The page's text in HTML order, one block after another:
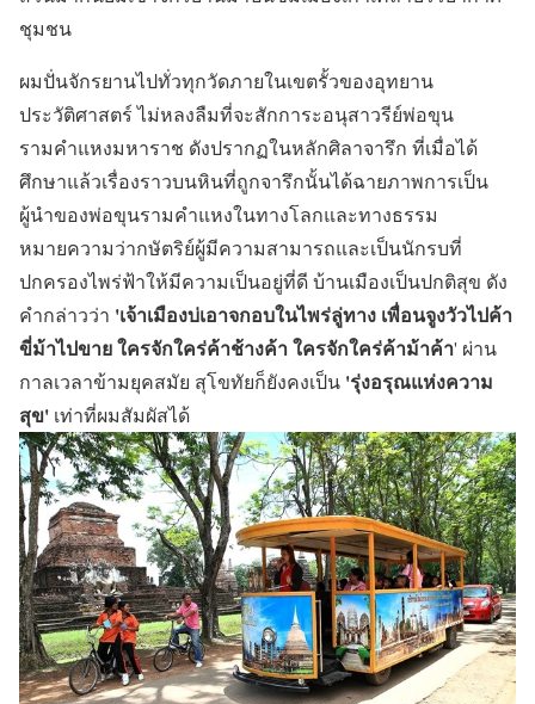
ชุมชน
ผมปั่นจักรยานไปทั่วทุกวัดภายในเขตรั้วของอุทยาน
ประวัติศาสตร์ ไม่หลงลืมที่จะสักการะอนุสาวรีย์พ่อขุน
รามคำแหงมหาราช ดังปรากฏในหลักศิลาจารึก ที่เมื่อได้
ศึกษาแล้วเรื่องราวบนหินที่ถูกจารึกนั้นได้ฉายภาพการเป็น
ผู้นำของพ่อขุนรามคำแหงในทางโลกและทางธรรม
หมายความว่ากษัตริย์ผู้มีความสามารถและเป็นนักรบที่
ปกครองไพร่ฟ้าให้มีความเป็นอยู่ที่ดี บ้านเมืองเป็นปกติสุข ดัง
คำกล่าวว่า 'เจ้าเมืองบ่เอาจกอบในไพร่ลู่ทาง เพื่อนจูงวัวไปค้า
ขี่ม้าไปขาย ใครจักใคร่ค้าช้างค้า ใครจักใคร่ค้าม้าค้า' ผ่าน
กาลเวลาข้ามยุคสมัย สุโขทัยก็ยังคงเป็น 'รุ่งอรุณแห่งความ
สุข' เท่าที่ผมสัมผัสได้